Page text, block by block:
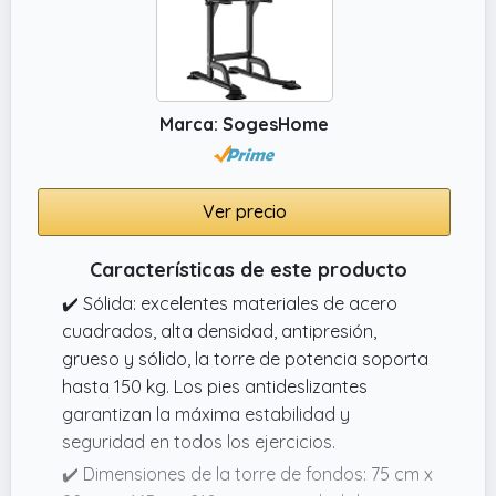
Marca: SogesHome
Ver precio
Características de este producto
✔️ Sólida: excelentes materiales de acero
cuadrados, alta densidad, antipresión,
grueso y sólido, la torre de potencia soporta
hasta 150 kg. Los pies antideslizantes
garantizan la máxima estabilidad y
seguridad en todos los ejercicios.
✔️ Dimensiones de la torre de fondos: 75 cm x